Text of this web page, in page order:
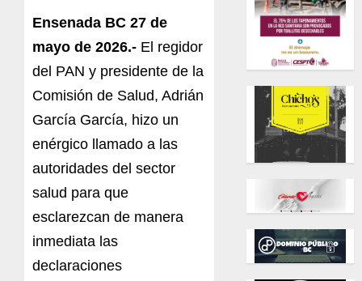
Ensenada BC 27 de
mayo de 2026.- El regidor
del PAN y presidente de la
Comisión de Salud, Adrián
García García, hizo un
enérgico llamado a las
autoridades del sector
salud para que
esclarezcan de manera
inmediata las
declaraciones